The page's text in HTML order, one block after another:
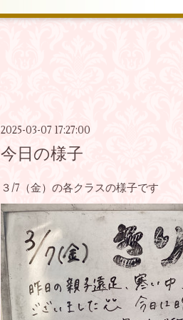
2025-03-07 17:27:00
今日の様子
３/7（金）の各クラスの様子です